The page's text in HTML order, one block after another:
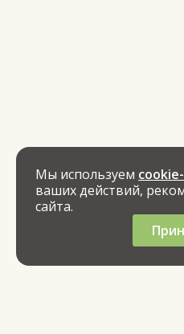
Мы используем
ваших действий,
сайта.